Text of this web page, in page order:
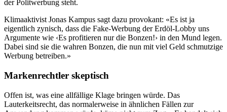
der Politwerbung steht.
Klimaaktivist Jonas Kampus sagt dazu provokant: «Es ist ja
eigentlich zynisch, dass die Fake-Werbung der Erdöl-Lobby uns
Argumente wie ‹Es profitieren nur die Bonzen!› in den Mund legen.
Dabei sind sie die wahren Bonzen, die nun mit viel Geld schmutzige
Werbung betreiben.»
Markenrechtler skeptisch
Offen ist, was eine allfällige Klage bringen würde. Das
Lauterkeitsrecht, das normalerweise in ähnlichen Fällen zur